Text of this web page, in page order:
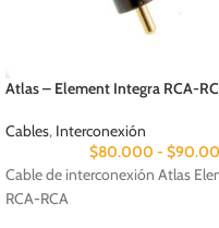
Atlas – Element Integra RCA-
Cables, Interconexión
$80.000 -$
Cable de interconexión Atlas
RCA-RCA